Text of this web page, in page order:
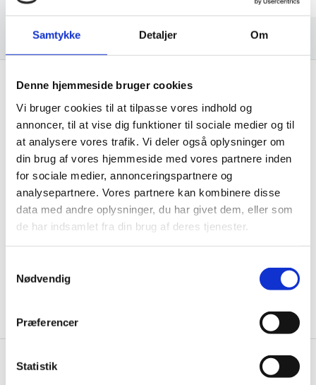
Samtykke Detaljer Om
Denne hjemmeside bruger cookies
Vi bruger cookies til at tilpasse vores indhold og
annoncer, til at vise dig funktioner til sociale medier og til
at analysere vores trafik. Vi deler også oplysninger om
din brug af vores hjemmeside med vores partnere inden
for sociale medier, annonceringspartnere og
analysepartnere. Vores partnere kan kombinere disse
data med andre oplysninger, du har givet dem, eller som
de har indsamlet fra din brug af deres tjenester.
Nødvendig
Præferencer
Statistik
Få de bedste tilbud først!
Husk at tilmelde dig vores nyhedsbrev og vær først
til de bedste tilbud. Og bare rolig, vi spammer dig
ikke, men sender kun relevante tilbud og
informationer til dig.
Knivblokken.dk